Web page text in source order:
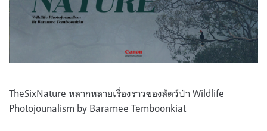
TheSixNature หลากหลายเรื่องราวของสัตว์ป่า Wildlife
Photojounalism by Baramee Temboonkiat